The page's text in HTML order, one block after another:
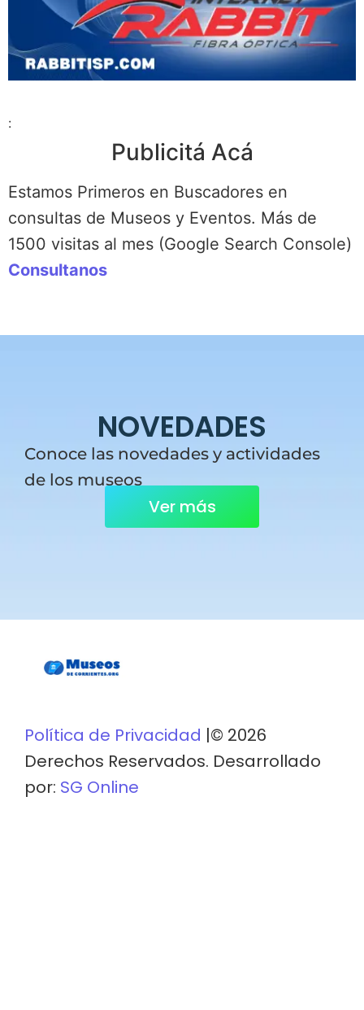
:
Publicitá Acá
Estamos Primeros en Buscadores en
consultas de Museos y Eventos. Más de
1500 visitas al mes (Google Search Console)
Consultanos
NOVEDADES
Conoce las novedades y actividades
de los museos
Ver más
Política de Privacidad |© 2026
Derechos Reservados. Desarrollado
por: SG Online